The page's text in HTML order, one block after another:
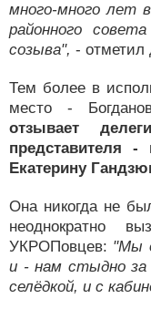
много-много лет
районного
созыва", - отметил
Тем более в
место -
отзывает
представителя -
Екатерину
Она никогда не
неоднократно
УКРОПовцев: "Мы
и - нам стыдно за
селёдкой, и с